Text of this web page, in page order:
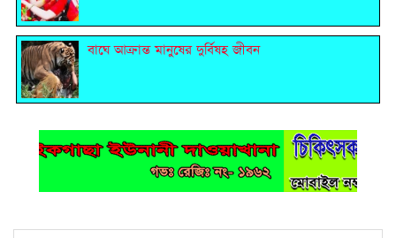
বাঘে আক্রান্ত মানুষের দুর্বিষহ জীবন